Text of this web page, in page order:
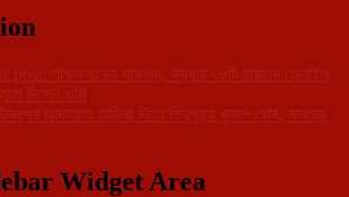
post:
পশ্চিম থানার সাফল্য, উদ্ধার ৩৫টি হারানো মোবাইল,
দিলেন ওসি
উদয়পুর আদালতে হাজিরা দিতে ত্রিপুরায় কুনাল ঘোষ, মামলায়
Widget Area